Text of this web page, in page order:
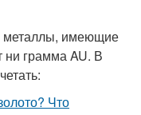
металлы, имеющие
ни грамма AU. В